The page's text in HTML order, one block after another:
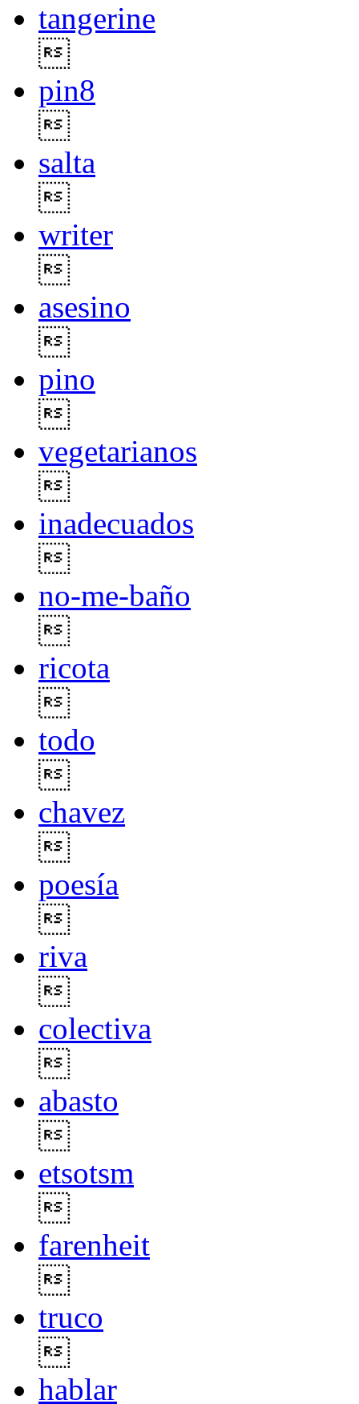
tangerine
pin8
salta
writer
asesino
pino
vegetarianos
inadecuados
no-me-baño
ricota
todo
chavez
poesía
riva
colectiva
abasto
etsotsm
farenheit
truco
hablar